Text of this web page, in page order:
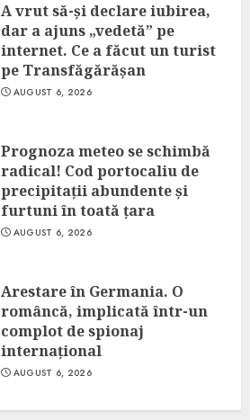
A vrut să-și declare iubirea,
dar a ajuns „vedetă” pe
internet. Ce a făcut un turist
pe Transfăgărășan
AUGUST 6, 2026
Prognoza meteo se schimbă
radical! Cod portocaliu de
precipitații abundente și
furtuni în toată țara
AUGUST 6, 2026
Arestare în Germania. O
româncă, implicată într-un
complot de spionaj
internațional
AUGUST 6, 2026